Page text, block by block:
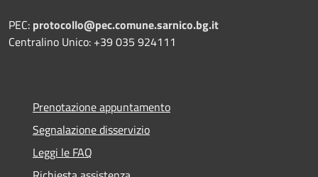
PEC: protocollo@pec.comune.sarnico.bg.it
Centralino Unico: +39 035 924111
Prenotazione appuntamento
Segnalazione disservizio
Leggi le FAQ